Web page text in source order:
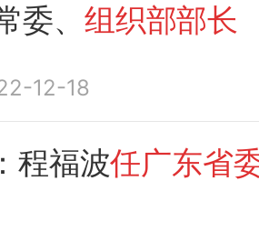
委、组织部部长
12-18
程福波任广东省